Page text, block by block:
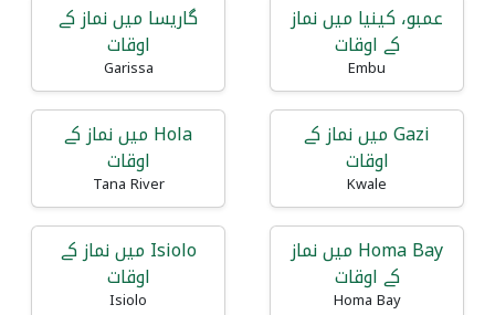
عمبو، کینیا میں نماز
کے اوقات
Embu
گاریسا میں نماز کے
اوقات
Garissa
Gazi میں نماز کے
اوقات
Kwale
Hola میں نماز کے
اوقات
Tana River
Homa Bay میں نماز
کے اوقات
Homa Bay
Isiolo میں نماز کے
اوقات
Isiolo